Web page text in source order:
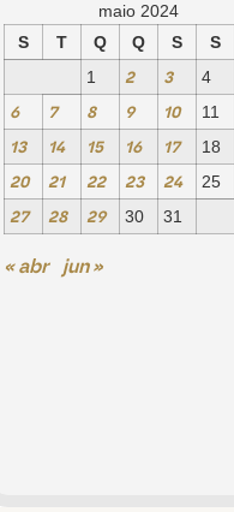
maio 2024
S
T Q Q S S
1
2 3 4
6 7 8 9 10 11
13 14 15 16 17 18
20 21 22 23 24 25
27 28 29 30 31
« abr jun »